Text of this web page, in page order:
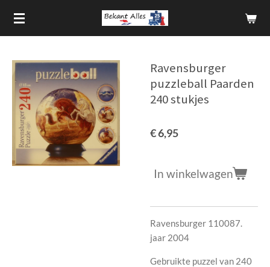
Ga
direct
hoofdinhoud
Ravensburger
puzzleball Paarden
240 stukjes
€ 6,95
In winkelwagen
Ravensburger 110087.
jaar 2004
Gebruikte puzzel van 240